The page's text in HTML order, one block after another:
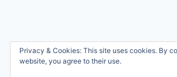
Wie ben ik?
Samenwerken
© 2026
Privacy & Cookies: This site uses cookies. By
website, you agree to their use.